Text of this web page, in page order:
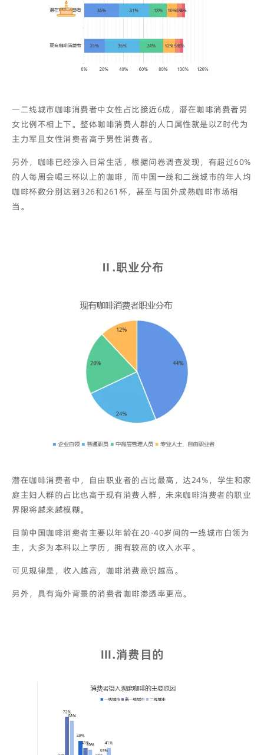
一二线城市咖啡消费者中女性占比接近6成，潜在咖啡消费者男
女比例不相上下。 整体咖啡消费人群的人口属性就是以Z时代为
主力军且女性消费者高于男性消费者。
另外，咖啡已经渗入日常生活，根据问卷调查发现，有超过60%
的人每周会喝三杯以上的咖啡，而中国一线和二线城市的年人均
咖啡杯数分别达到326和261杯，甚至与国外成熟咖啡市场相
当。
Ⅱ .职业分布
潜在咖啡消费者中，自由职业者的占比最高，达24%，学生和家
庭主妇人群的占比也高于现有消费人群，未来咖啡消费者的职业
界限将越来越模糊。
目前中国咖啡消费者主要以年龄在20-40岁间的一线城市白领为
主，大多为本科以上学历，拥有较高的收入水平。
可见规律是，收入越高，咖啡消费意识越高。
另外，具有海外背景的消费者咖啡渗透率更高。
Ⅲ.消费目的